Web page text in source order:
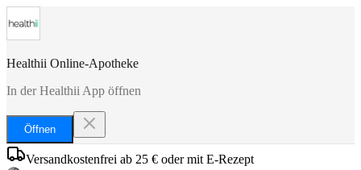
Healthii Online-Apotheke
In der Healthii App öffnen
Öffnen
Versandkostenfrei ab 25 € oder mit E-Rezept